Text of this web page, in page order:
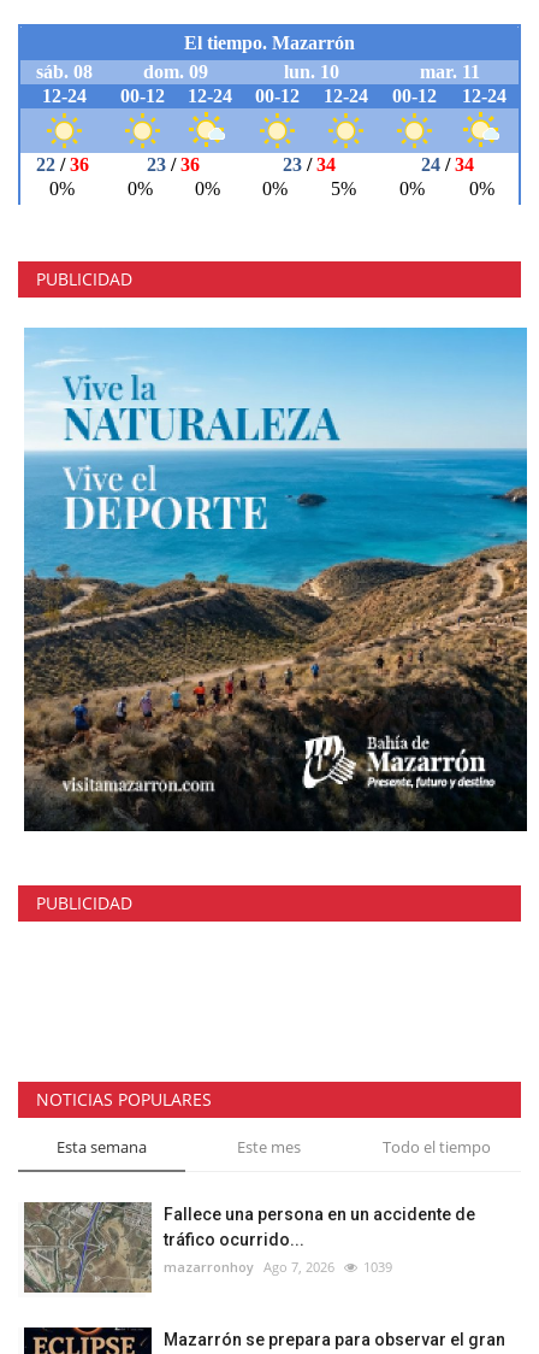
PUBLICIDAD
PUBLICIDAD
NOTICIAS POPULARES
Esta semana Este mes Todo el tiempo
Fallece una persona en un accidente de
tráfico ocurrido...
mazarronhoy Ago 7, 2026 1039
Mazarrón se prepara para observar el gran